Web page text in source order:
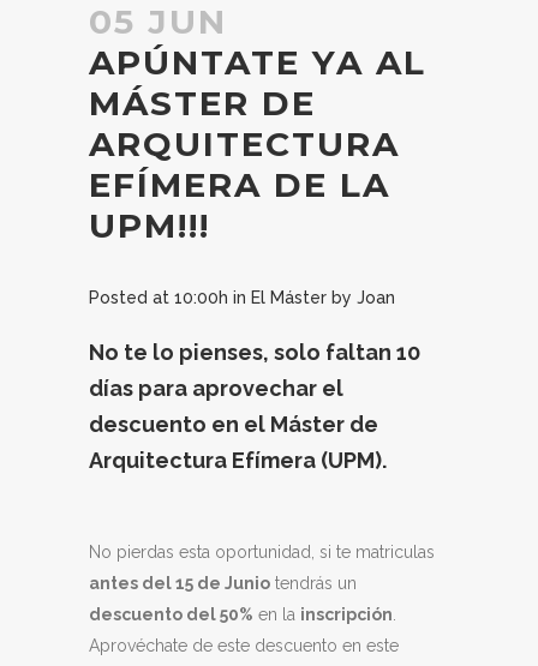
05 JUN
APÚNTATE YA AL
MÁSTER DE
ARQUITECTURA
EFÍMERA DE LA
UPM!!!
Posted at 10:00h in El Máster by Joan
No te lo pienses, solo faltan 10
días para aprovechar el
descuento en el Máster de
Arquitectura Efímera (UPM).
No pierdas esta oportunidad, si te matriculas
antes del 15 de Junio tendrás un
descuento del 50% en la inscripción
Aprovéchate de este descuento en este